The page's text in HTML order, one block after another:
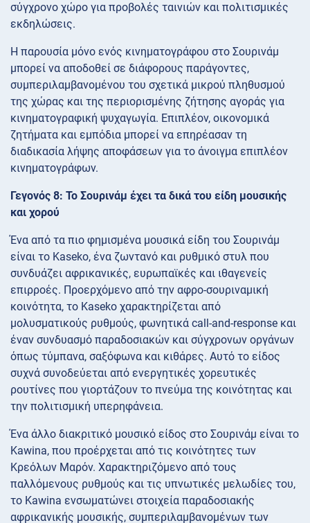
σύγχρονο χώρο για προβολές ταινιών και πολιτισμικές
εκδηλώσεις.
Η παρουσία μόνο ενός κινηματογράφου στο Σουρινάμ
μπορεί να αποδοθεί σε διάφορους παράγοντες,
συμπεριλαμβανομένου του σχετικά μικρού πληθυσμού
της χώρας και της περιορισμένης ζήτησης αγοράς για
κινηματογραφική ψυχαγωγία. Επιπλέον, οικονομικά
ζητήματα και εμπόδια μπορεί να επηρέασαν τη
διαδικασία λήψης αποφάσεων για το άνοιγμα επιπλέον
κινηματογράφων.
Γεγονός 8: Το Σουρινάμ έχει τα δικά του είδη μουσικής
και χορού
Ένα από τα πιο φημισμένα μουσικά είδη του Σουρινάμ
είναι το Kaseko, ένα ζωντανό και ρυθμικό στυλ που
συνδυάζει αφρικανικές, ευρωπαϊκές και ιθαγενείς
επιρροές. Προερχόμενο από την αφρο-σουριναμική
κοινότητα, το Kaseko χαρακτηρίζεται από
μολυσματικούς ρυθμούς, φωνητικά call-and-response και
έναν συνδυασμό παραδοσιακών και σύγχρονων οργάνων
όπως τύμπανα, σαξόφωνα και κιθάρες. Αυτό το είδος
συχνά συνοδεύεται από ενεργητικές χορευτικές
ρουτίνες που γιορτάζουν το πνεύμα της κοινότητας και
την πολιτισμική υπερηφάνεια.
Ένα άλλο διακριτικό μουσικό είδος στο Σουρινάμ είναι το
Kawina, που προέρχεται από τις κοινότητες των
Κρεόλων Μαρόν. Χαρακτηριζόμενο από τους
παλλόμενους ρυθμούς και τις υπνωτικές μελωδίες του,
το Kawina ενσωματώνει στοιχεία παραδοσιακής
αφρικανικής μουσικής, συμπεριλαμβανομένων των